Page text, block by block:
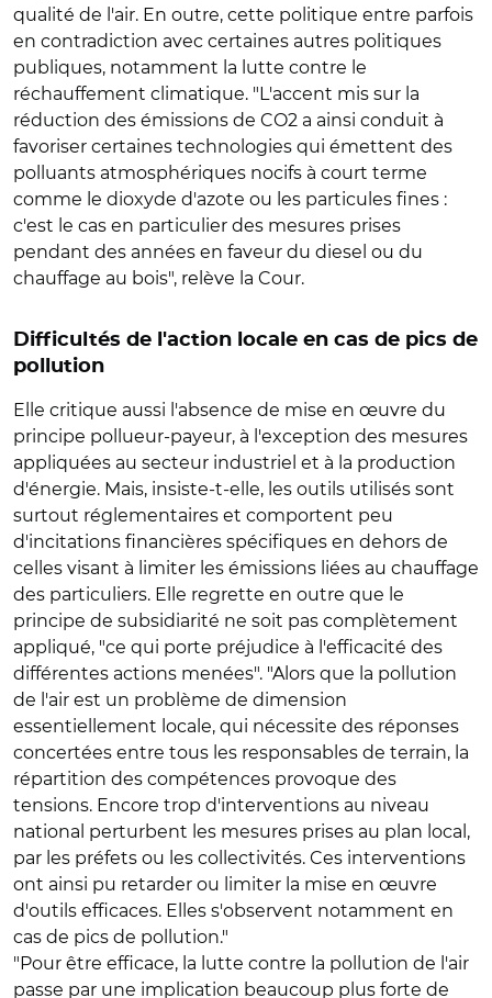
qualité de l'air. En outre, cette politique entre parfois
en contradiction avec certaines autres politiques
publiques, notamment la lutte contre le
réchauffement climatique. "L'accent mis sur la
réduction des émissions de CO2 a ainsi conduit à
favoriser certaines technologies qui émettent des
polluants atmosphériques nocifs à court terme
comme le dioxyde d'azote ou les particules fines :
c'est le cas en particulier des mesures prises
pendant des années en faveur du diesel ou du
chauffage au bois", relève la Cour.
Difficultés de l'action locale en cas de pics de
pollution
Elle critique aussi l'absence de mise en œuvre du
principe pollueur-payeur, à l'exception des mesures
appliquées au secteur industriel et à la production
d'énergie. Mais, insiste-t-elle, les outils utilisés sont
surtout réglementaires et comportent peu
d'incitations financières spécifiques en dehors de
celles visant à limiter les émissions liées au chauffage
des particuliers. Elle regrette en outre que le
principe de subsidiarité ne soit pas complètement
appliqué, "ce qui porte préjudice à l'efficacité des
différentes actions menées". "Alors que la pollution
de l'air est un problème de dimension
essentiellement locale, qui nécessite des réponses
concertées entre tous les responsables de terrain, la
répartition des compétences provoque des
tensions. Encore trop d'interventions au niveau
national perturbent les mesures prises au plan local,
par les préfets ou les collectivités. Ces interventions
ont ainsi pu retarder ou limiter la mise en œuvre
d'outils efficaces. Elles s'observent notamment en
cas de pics de pollution."
"Pour être efficace, la lutte contre la pollution de l'air
passe par une implication beaucoup plus forte de